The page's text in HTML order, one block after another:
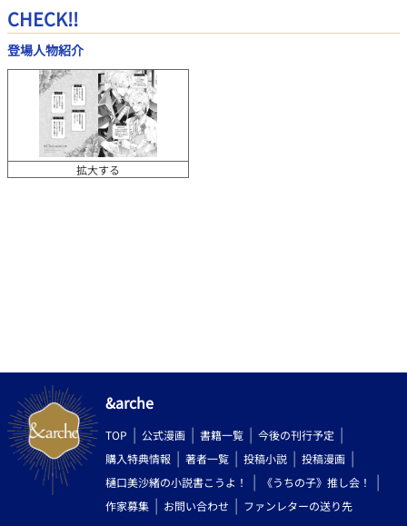
CHECK!!
登場人物紹介
拡大する
&arche
TOP 公式漫画 書籍一覧
今後の刊行予定
購入特典情報
著者一覧 投稿小説
投稿漫画
樋口美沙緒の小説書こうよ！
《うちの子》推し会！
作家募集
お問い合わせ ファンレターの送り先